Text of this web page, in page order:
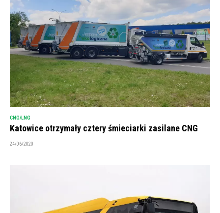
CNG/LNG
Katowice otrzymały cztery śmieciarki zasilane CNG
24/06/2020